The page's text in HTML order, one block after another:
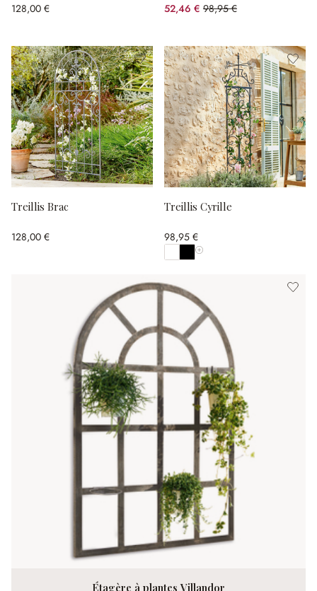
128,00 € 52,46 € 98,95 €
(46.98%spared)
Treillis Brac
128,00 €
Treillis Cyrille
98,95 €
Afficher toutes les couleurs
Étagère à plantes Villandor